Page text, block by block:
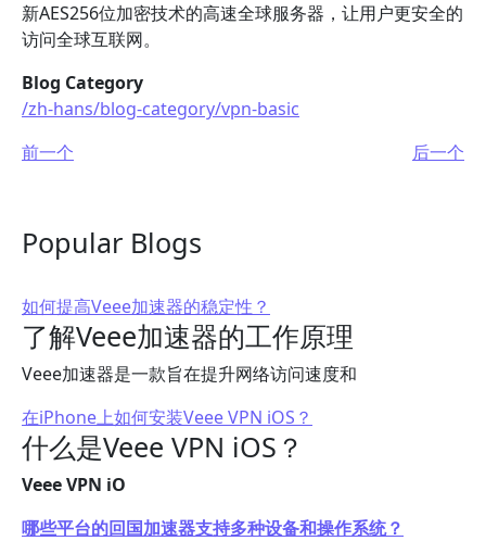
新AES256位加密技术的高速全球服务器，让用户更安全的
访问全球互联网。
Blog Category
/zh-hans/blog-category/vpn-basic
前一个
后一个
Popular Blogs
如何提高Veee加速器的稳定性？
了解Veee加速器的工作原理
Veee加速器是一款旨在提升网络访问速度和
在iPhone上如何安装Veee VPN iOS？
什么是Veee VPN iOS？
Veee VPN iO
哪些平台的回国加速器支持多种设备和操作系统？